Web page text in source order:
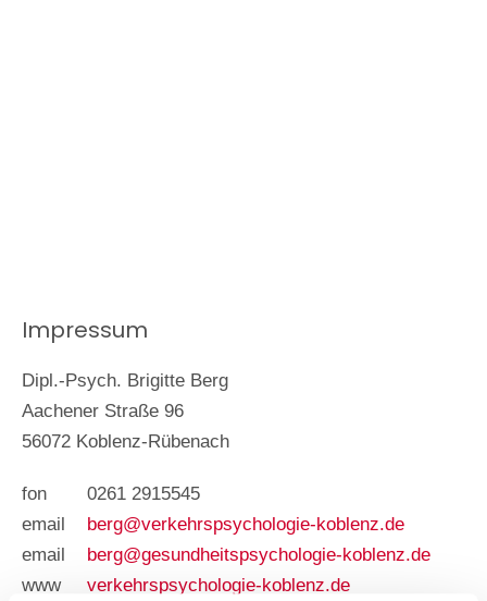
Impressum
Dipl.-Psych. Brigitte Berg
Aachener Straße 96
56072 Koblenz-Rübenach
fon
0261 2915545
email
berg@verkehrspsychologie-koblenz.de
email
berg@gesundheitspsychologie-koblenz.de
www
verkehrspsychologie-koblenz.de